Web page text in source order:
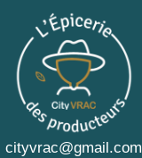
cityvrac@gmail.com